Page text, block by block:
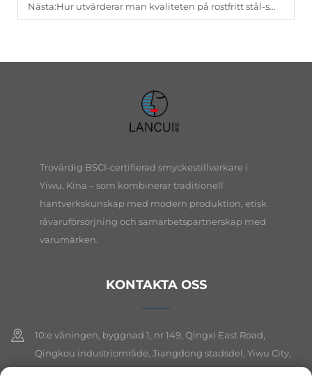
Nästa:Hur utvärderar man kvaliteten på rostfritt stål-smycken för B2B-köpare?
Trovärdig BSCI-certifierad smyckestillverkare i
Yiwu, Kina – som kombinerar traditionell
hantverkskunskap med modern produktion, etisk
råvaruförsörjning och samarbetspartnerskap med
varumärken.
KONTAKTA OSS
10:e våningen, byggnad 1, nr 149, Qingxi East Road,
Qingkou industriområde, Jiangdong stadsdel, Yiwu City,